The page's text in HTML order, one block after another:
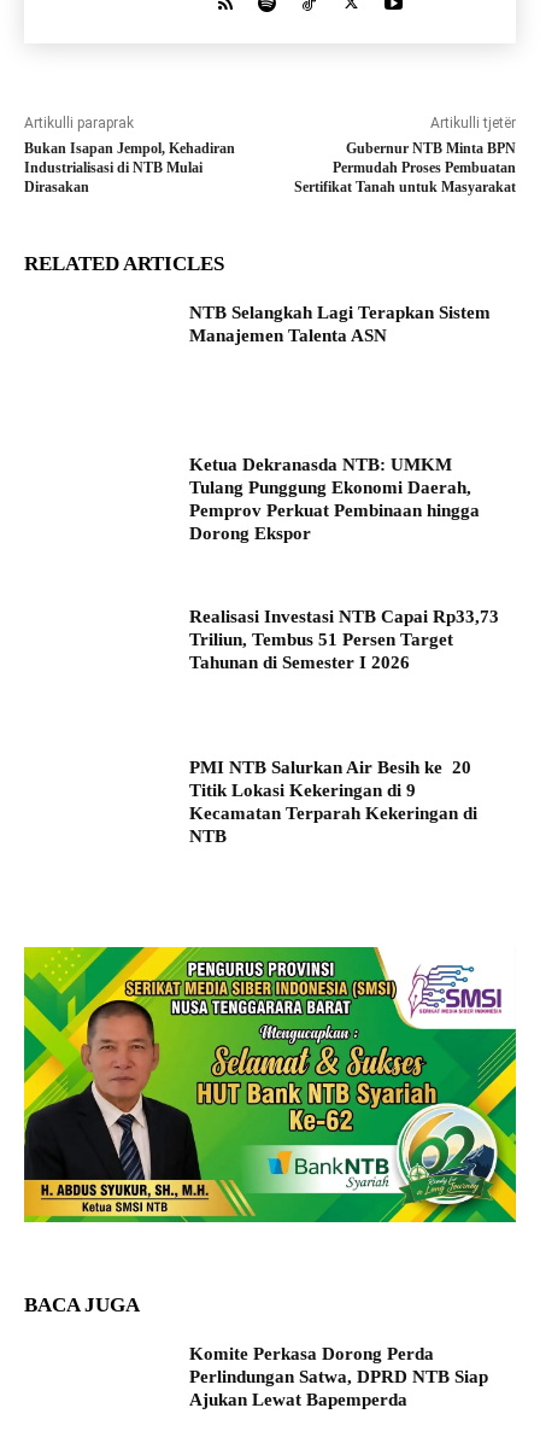
Artikulli paraprak
Bukan Isapan Jempol, Kehadiran
Industrialisasi di NTB Mulai
Dirasakan
Artikulli tjetër
Gubernur NTB Minta BPN
Permudah Proses Pembuatan
Sertifikat Tanah untuk Masyarakat
RELATED ARTICLES
NTB Selangkah Lagi Terapkan Sistem
Manajemen Talenta ASN
Ketua Dekranasda NTB: UMKM
Tulang Punggung Ekonomi Daerah,
Pemprov Perkuat Pembinaan hingga
Dorong Ekspor
Realisasi Investasi NTB Capai Rp33,73
Triliun, Tembus 51 Persen Target
Tahunan di Semester I 2026
PMI NTB Salurkan Air Besih ke 20
Titik Lokasi Kekeringan di 9
Kecamatan Terparah Kekeringan di
NTB
BACA JUGA
Komite Perkasa Dorong Perda
Perlindungan Satwa, DPRD NTB Siap
Ajukan Lewat Bapemperda